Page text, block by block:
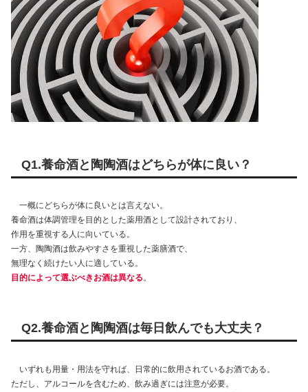
Q1.養命酒と陶陶酒はどちらが体に良い？
一概にどちらが体に良いとは言えない。
養命酒は体調管理を目的とした薬用酒として設計されており、
作用を重視する人に向いている。
一方、陶陶酒は飲みやすさを重視した薬膳酒で、
無理なく続けたい人に適している。
目的によって選ぶべきお酒は異なる。
Q2.養命酒と陶陶酒は毎日飲んでも大丈夫？
いずれも用量・用法を守れば、日常的に飲用されているお酒である。
ただし、アルコールを含むため、飲み過ぎには注意が必要。